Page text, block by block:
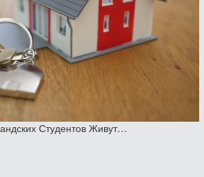
Студентов Живут…